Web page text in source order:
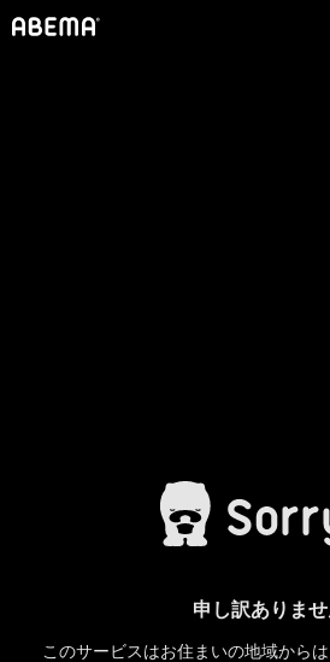
申し訳ありま
このサービスはお住まいの地域から